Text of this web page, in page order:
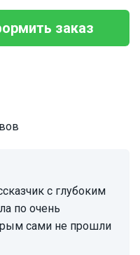
заказ
по очень
сами не прошли